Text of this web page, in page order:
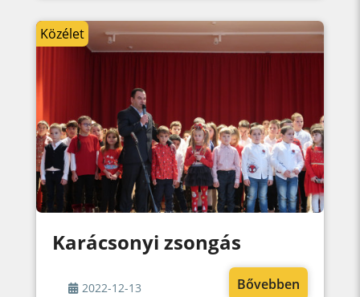
Karácsonyi zsongás
2022-12-13 Bővebben
Közélet